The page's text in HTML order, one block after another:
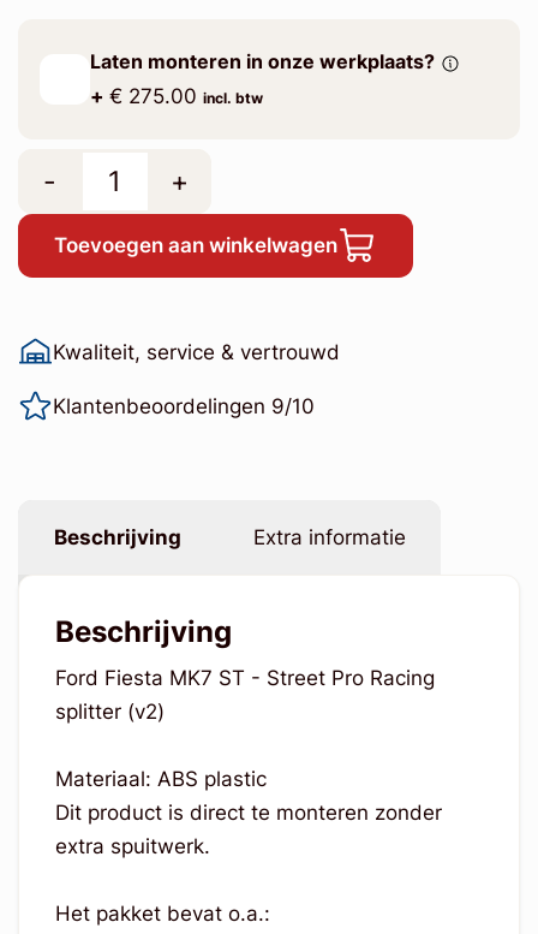
Laten monteren in onze werkplaats?
+ € 275.00 incl. btw
- +
Toevoegen aan winkelwagen
Kwaliteit, service & vertrouwd
Klantenbeoordelingen 9/10
Beschrijving Extra informatie
Beschrijving
Ford Fiesta MK7 ST - Street Pro Racing
splitter (v2)
Materiaal: ABS plastic
Dit product is direct te monteren zonder
extra spuitwerk.
Het pakket bevat o.a.: